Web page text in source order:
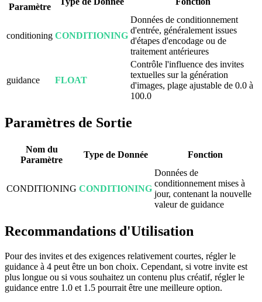
Paramètre
conditioning CONDITIONING
Données de conditionnement
d'entrée, généralement issues
d'étapes d'encodage ou de
traitement antérieures
guidance FLOAT
Contrôle l'influence des invites
textuelles sur la génération
d'images, plage ajustable de 0.0 à
100.0
Paramètres de Sortie
Nom du
Paramètre
Type de Donnée Fonction
CONDITIONING CONDITIONING
Données de
conditionnement mises à
jour, contenant la nouvelle
valeur de guidance
Recommandations d'Utilisation
Pour des invites et des exigences relativement courtes, régler le
guidance à 4 peut être un bon choix. Cependant, si votre invite est
plus longue ou si vous souhaitez un contenu plus créatif, régler le
guidance entre 1.0 et 1.5 pourrait être une meilleure option.